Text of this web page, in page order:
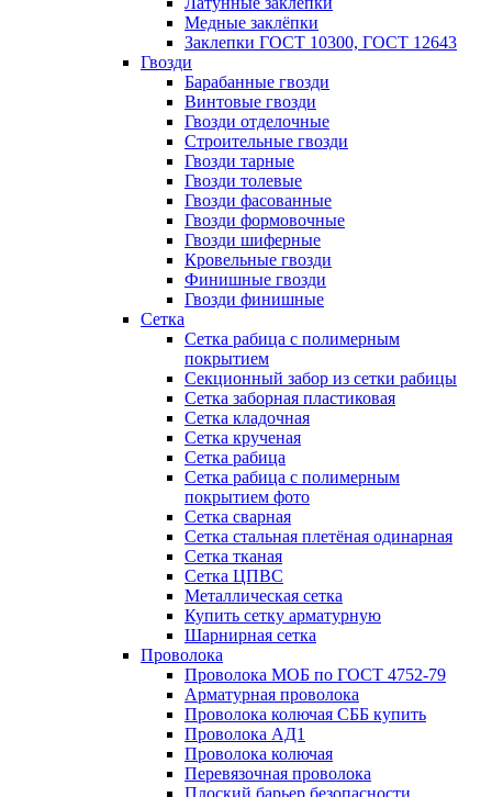
Медные заклёпки
Заклепки ГОСТ 10300, ГОСТ 12643
Гвозди
Барабанные гвозди
Винтовые гвозди
Гвозди отделочные
Строительные гвозди
Гвозди тарные
Гвозди толевые
Гвозди фасованные
Гвозди формовочные
Гвозди шиферные
Кровельные гвозди
Финишные гвозди
Гвозди финишные
Сетка
Сетка рабица с полимерным
покрытием
Секционный забор из сетки рабицы
Сетка заборная пластиковая
Сетка кладочная
Сетка крученая
Сетка рабица
Сетка рабица с полимерным
покрытием фото
Сетка сварная
Сетка стальная плетёная одинарная
Сетка тканая
Сетка ЦПВС
Металлическая сетка
Купить сетку арматурную
Шарнирная сетка
Проволока
Проволока МОБ по ГОСТ 4752-79
Арматурная проволока
Проволока колючая СББ купить
Проволока АД1
Проволока колючая
Перевязочная проволока
Плоский барьер безопасности